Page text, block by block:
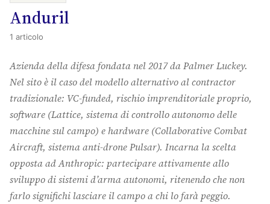
Curated
Learning log
Irene Media
Indice
About
The Abstract
Cerca
Anduril
1 articolo
Azienda della difesa fondata nel 2017 da Palmer Luckey.
Nel sito è il caso del modello alternativo al contractor
tradizionale: VC-funded, rischio imprenditoriale proprio,
software (Lattice, sistema di controllo autonomo delle
macchine sul campo) e hardware (Collaborative Combat
Aircraft, sistema anti-drone Pulsar). Incarna la scelta
opposta ad Anthropic: partecipare attivamente allo
sviluppo di sistemi d’arma autonomi, ritenendo che non
farlo significhi lasciare il campo a chi lo farà peggio.